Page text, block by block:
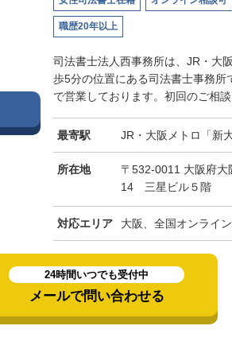
職歴20年以上
司法書士法人西事務所は、JR・大
歩5分の位置にある司法書士事務所
で営業しております。初回のご相談
最寄駅 JR・大阪メトロ「新
所在地
〒532-0011 大阪府大
14 三星ビル５階
対応エリア 大阪、全国オンライ
24時間いつでも受付中
メールで問い合わせる